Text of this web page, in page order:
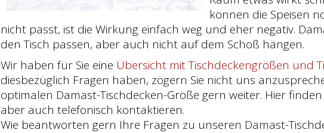
können die Speisen
nicht passt, ist die Wirkung einfach weg und eher negativ.
den Tisch passen, aber auch nicht auf dem Schoß hängen.
Wir haben für Sie eine Übersicht mit Tischdeckengrößen und
diesbezüglich Fragen haben, zögern Sie nicht uns
optimalen Damast-Tischdecken-Größe gern weiter. Hier
aber auch telefonisch kontaktieren.
Wie beantworten gern Ihre Fragen zu unseren Damast-